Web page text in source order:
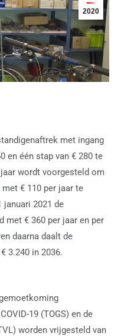
2020
met ingang
en één stap van € 280 te
wordt voorgesteld om
€ 110 per jaar te
januari 2021 de
met € 360 per jaar en per
daarna daalt de
3.240 in 2036.
19 (TOGS) en de
worden vrijgesteld van